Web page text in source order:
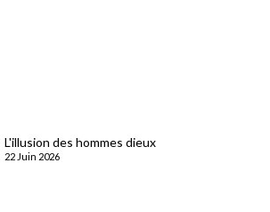
L'illusion des hommes dieux
22 Juin 2026